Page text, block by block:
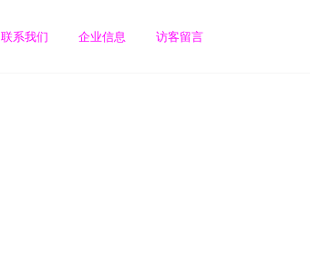
联系我们 企业信息 访客留言